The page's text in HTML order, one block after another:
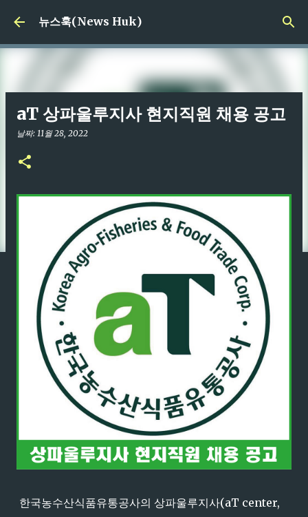
기본 콘텐츠로 건너뛰기
뉴스훅(News Huk)
aT 상파울루지사 현지직원 채용 공고
날짜: 11월 28, 2022
한국농수산식품유통공사의 상파울루지사(aT center,